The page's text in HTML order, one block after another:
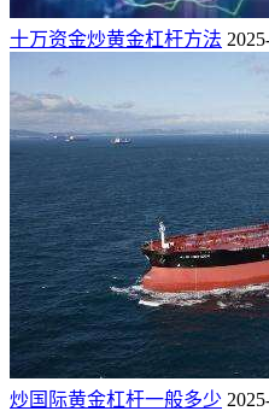
十万资金炒黄金杠杆方法
炒国际黄金杠杆一般多少